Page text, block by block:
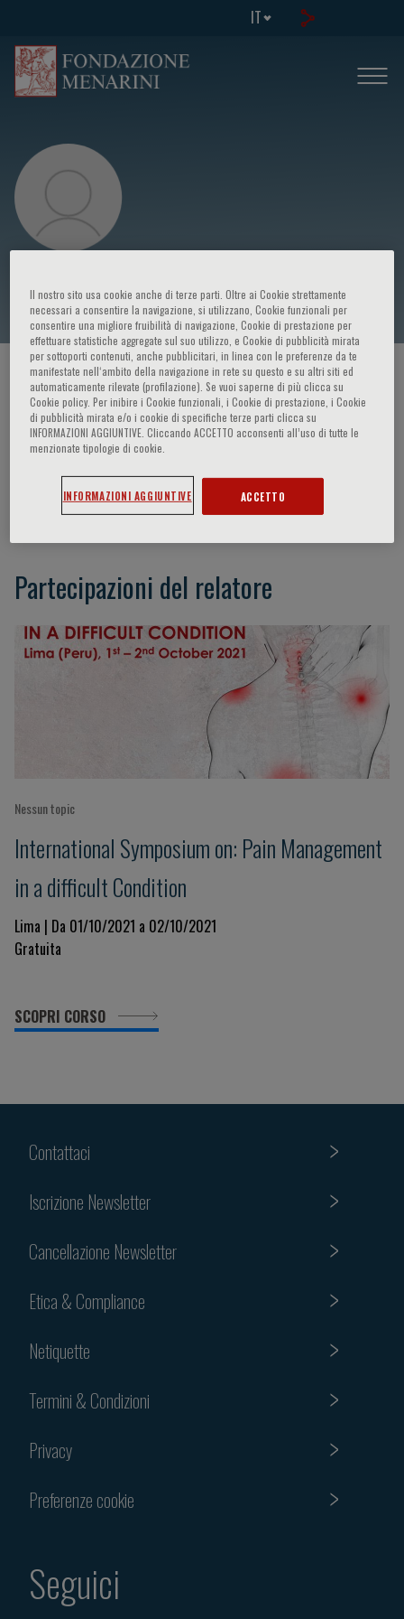
IT
Smiljan Astudillo
HOME PAGE / CORSI ED EVENTI / RELATORE
Smiljan Astudillo
Santiago, Chile
Partecipazioni del relatore
Nessun topic
International Symposium on: Pain Management
in a difficult Condition
Lima | Da 01/10/2021 a 02/10/2021
Gratuita
SCOPRI CORSO
Contattaci
Iscrizione Newsletter
Cancellazione Newsletter
Etica & Compliance
Netiquette
Termini & Condizioni
Privacy
Preferenze cookie
Seguici
Il nostro sito usa cookie anche di terze parti. Oltre ai Cookie strettamente
necessari a consentire la navigazione, si utilizzano, Cookie funzionali per
consentire una migliore fruibilità di navigazione, Cookie di prestazione per
effettuare statistiche aggregate sul suo utilizzo, e Cookie di pubblicità mirata
per sottoporti contenuti, anche pubblicitari, in linea con le preferenze da te
manifestate nell‘ambito della navigazione in rete su questo e su altri siti ed
automaticamente rilevate (profilazione). Se vuoi saperne di più clicca su
Cookie policy. Per inibire i Cookie funzionali, i Cookie di prestazione, i Cookie
di pubblicità mirata e/o i cookie di specifiche terze parti clicca su
INFORMAZIONI AGGIUNTIVE. Cliccando ACCETTO acconsenti all’uso di tutte le
menzionate tipologie di cookie.
INFORMAZIONI AGGIUNTIVE ACCETTO